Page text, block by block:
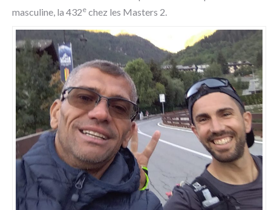
masculine, la 432e chez les Masters 2.